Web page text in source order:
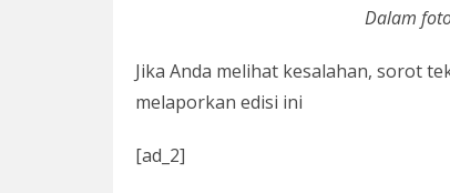
Dalam
Jika Anda melihat kesalahan, sorot
melaporkan edisi ini
[ad_2]